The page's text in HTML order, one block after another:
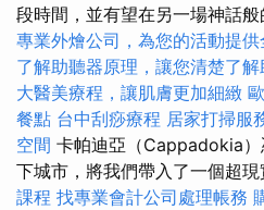
段時間，並有望在另一場神話般
專業外燴公司，為您的活動提
了解助聽器原理，讓您清楚了
大醫美療程，讓肌膚更加細緻
餐點 台中刮痧療程 居家打掃服
空間 卡帕迪亞（Cappadokia
下城市，將我們帶入了一個超現
課程 找專業會計公司處理帳務